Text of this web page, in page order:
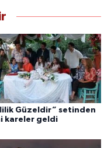
Güzeldir” setinden
kareler geldi